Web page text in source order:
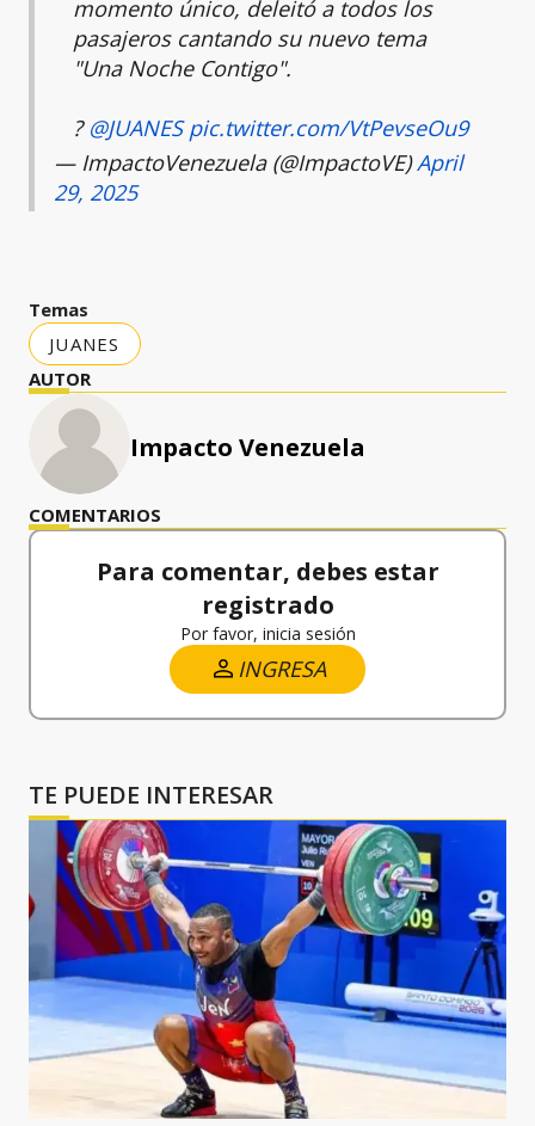
momento único, deleitó a todos los
pasajeros cantando su nuevo tema
"Una Noche Contigo".
? @JUANES pic.twitter.com/VtPevseOu9
— ImpactoVenezuela (@ImpactoVE)April
29, 2025
Temas
JUANES
AUTOR
Impacto Venezuela
COMENTARIOS
Para comentar, debes estar
registrado
Por favor, inicia sesión
INGRESA
TE PUEDE INTERESAR